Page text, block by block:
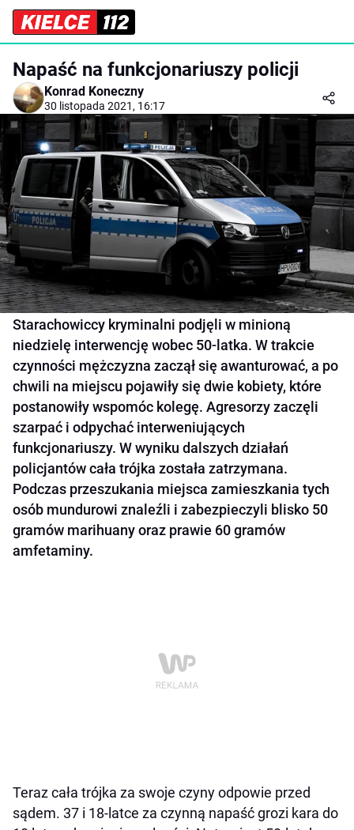
Napaść na funkcjonariuszy policji
Konrad Koneczny
30 listopada 2021, 16:17
Starachowiccy kryminalni podjęli w minioną
niedzielę interwencję wobec 50-latka. W trakcie
czynności mężczyzna zaczął się awanturować, a po
chwili na miejscu pojawiły się dwie kobiety, które
postanowiły wspomóc kolegę. Agresorzy zaczęli
szarpać i odpychać interweniujących
funkcjonariuszy. W wyniku dalszych działań
policjantów cała trójka została zatrzymana.
Podczas przeszukania miejsca zamieszkania tych
osób mundurowi znaleźli i zabezpieczyli blisko 50
gramów marihuany oraz prawie 60 gramów
amfetaminy.
Teraz cała trójka za swoje czyny odpowie przed
sądem. 37 i 18-latce za czynną napaść grozi kara do